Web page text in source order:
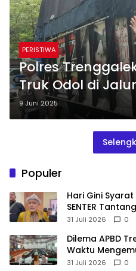
PERISTIWA
Polres
Truk Odol di
9 Juni 2025
Populer
Hari Gini Syarat
SENTER
Gunakan Open
31 Juli 2026 0
Dilema APBD
Waktu
Miliar
31 Juli 2026 0